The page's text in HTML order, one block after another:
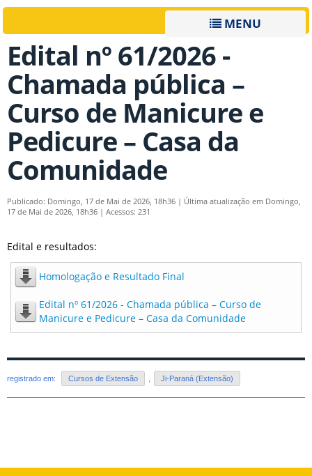
MENU
Edital nº 61/2026 -
Chamada pública –
Curso de Manicure e
Pedicure – Casa da
Comunidade
Publicado: Domingo, 17 de Mai de 2026, 18h36 | Última atualização em Domingo,
17 de Mai de 2026, 18h36 | Acessos: 231
Edital e resultados:
Homologação e Resultado Final
Edital nº 61/2026 - Chamada pública – Curso de
Manicure e Pedicure – Casa da Comunidade
registrado em: Cursos de Extensão , Ji-Paraná (Extensão)